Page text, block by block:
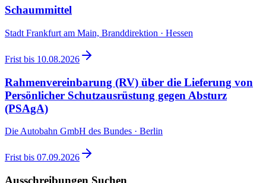
Schaummittel
Stadt Frankfurt am Main, Branddirektion · Hessen
Frist bis 10.08.2026
Rahmenvereinbarung (RV) über die Lieferung von
Persönlicher Schutzausrüstung gegen Absturz
(PSAgA)
Die Autobahn GmbH des Bundes · Berlin
Frist bis 07.09.2026
Ausschreibungen Suchen